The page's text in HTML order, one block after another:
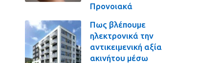
Προνοιακά
Πως βλέπουμε
ηλεκτρονικά την
αντικειμενική αξία
ακινήτου μέσω